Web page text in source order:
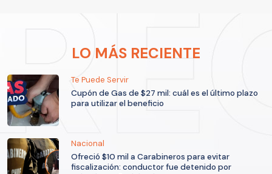
LO MÁS RECIENTE
Te Puede Servir
Cupón de Gas de $27 mil: cuál es el último plazo
para utilizar el beneficio
Nacional
Ofreció $10 mil a Carabineros para evitar
fiscalización: conductor fue detenido por